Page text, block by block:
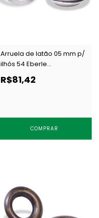
Arruela de latão 05 mm p/
ilhós 54 Eberle
AR.090.050.20.L NIQ c/ 1000
un
R$81,42
COMPRAR